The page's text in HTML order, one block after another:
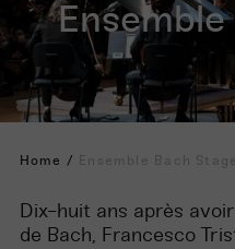
Home / Ensemble Bach Stage
Dix- huit ans après avoir
de Bach, Francesco